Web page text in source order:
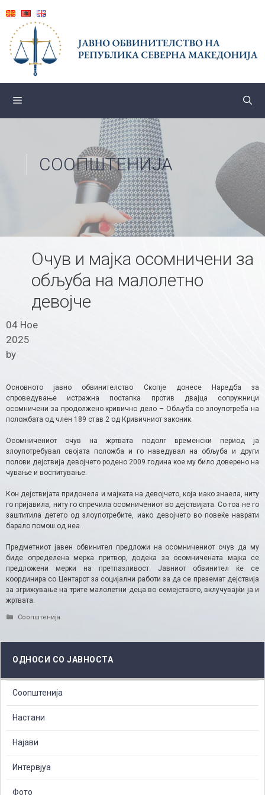
content
СООПШТЕНИЈА
Очув и мајка осомничени за
обљуба на малолетно
девојче
04 Ное
2025
by
Основното јавно обвинителство Скопје донесе Наредба за
спроведување истражна постапка против двајца сопружници
осомничени за продолжено кривично дело – Обљуба со злоупотреба на
положбата од член 189 став 2 од Кривичниот законик.
Осомничениот очув на жртвата подолг временски период ја
злоупотребувал својата положба и го наведувал на обљуба и други
полови дејствија девојчето родено 2009 година кое му било доверено на
чување и воспитување.
Кон дејствијата придонела и мајката на девојчето, која иако знаела, ниту
го пријавила, ниту го спречила осомничениот во дејствијата. Со тоа не го
заштитила детето од злоупотребите, иако девојчето во повеќе наврати
барало помош од неа.
Предметниот јавен обвинител предложи на осомничениот очув да му
биде определена мерка притвор, додека за осомничената мајка се
предложени мерки на претпазливост. Јавниот обвинител ќе се
координира со Центарот за социјални работи за да се преземат дејствија
за згрижување на трите малолетни деца во семејството, вклучувајќи ја и
жртвата.
Categories
Соопштенија
ОДНОСИ СО ЈАВНОСТА
Соопштенија
Настани
Најави
Интервјуа
Фото